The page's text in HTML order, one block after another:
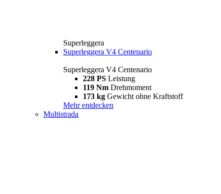
Superleggera
Superleggera V4 Centenario
Superleggera V4 Centenario
228 PS Leistung
119 Nm Drehmoment
173 kg Gewicht ohne Kraftstoff
Mehr entdecken
Multistrada